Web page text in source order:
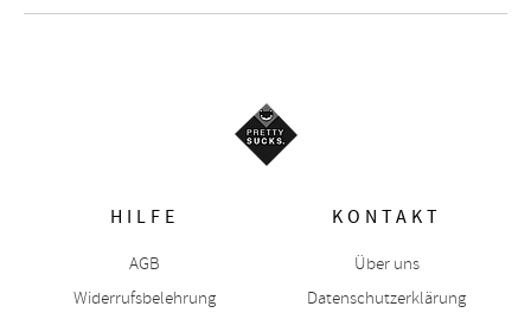
HILFE
AGB
Widerrufsbelehrung
KONTAKT
Über uns
Datenschutzerklärung